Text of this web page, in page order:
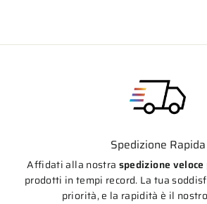
Spedizione Rapida
Affidati alla nostra spedizione veloce
prodotti in tempi record. La tua
priorità, e la rapidità è il